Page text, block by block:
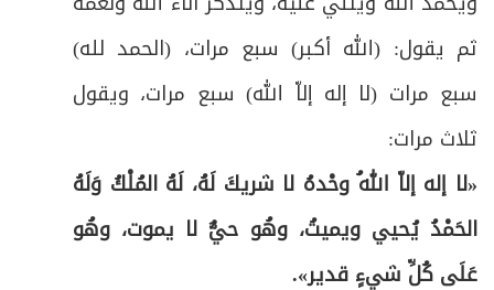
ثم يقول: (الله أكبر) سبع مرات، (الحمد لله)
سبع مرات (لا إله إلاّ الله) سبع مرات، ويقول
ثلاث مرات:
«لا إله إلاّ اللهُ وحْدهُ لا شريكَ لَهُ، لَهُ المُلْكُ وَلَهُ
الحَمْدُ يُحيي ويميتُ، وهُو حيٌّ لا يموت، وهُو
عَلَى كُلِّ شيءٍ قدير».
55 ثالثاً: في مصرف هدي التَّمتُّع
ص الواجب الثالث: الحلق أو التقصير فيه فرع
ص
59
المبحث الخامس: في واجبات مكَّة المكرّمة، وهي
خمسة.
60 الفرع الأول: في طواف الحجّ وصلاته والسعي
ص الفرع الثاني: في طواف النساء وصلاته